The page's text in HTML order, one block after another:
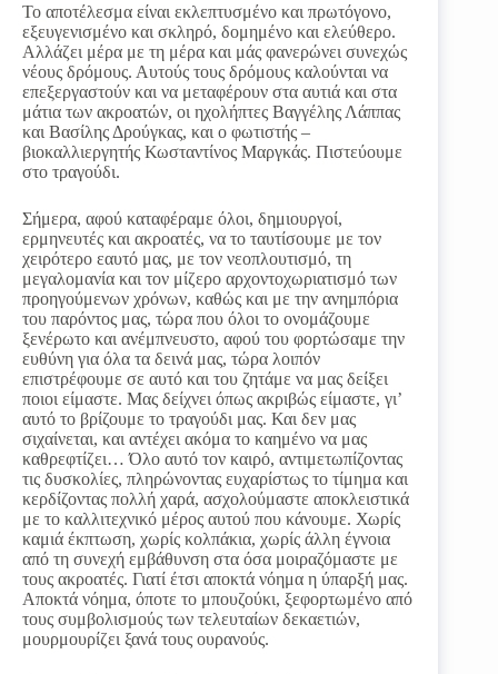
Το αποτέλεσμα είναι εκλεπτυσμένο και πρωτόγονο,
εξευγενισμένο και σκληρό, δομημένο και ελεύθερο.
Αλλάζει μέρα με τη μέρα και μάς φανερώνει συνεχώς
νέους δρόμους. Αυτούς τους δρόμους καλούνται να
επεξεργαστούν και να μεταφέρουν στα αυτιά και στα
μάτια των ακροατών, οι ηχολήπτες Βαγγέλης Λάππας
και Βασίλης Δρούγκας, και ο φωτιστής –
βιοκαλλιεργητής Κωσταντίνος Μαργκάς. Πιστεύουμε
στο τραγούδι.
Σήμερα, αφού καταφέραμε όλοι, δημιουργοί,
ερμηνευτές και ακροατές, να το ταυτίσουμε με τον
χειρότερο εαυτό μας, με τον νεοπλουτισμό, τη
μεγαλομανία και τον μίζερο αρχοντοχωριατισμό των
προηγούμενων χρόνων, καθώς και με την ανημπόρια
του παρόντος μας, τώρα που όλοι το ονομάζουμε
ξενέρωτο και ανέμπνευστο, αφού του φορτώσαμε την
ευθύνη για όλα τα δεινά μας, τώρα λοιπόν
επιστρέφουμε σε αυτό και του ζητάμε να μας δείξει
ποιοι είμαστε. Μας δείχνει όπως ακριβώς είμαστε, γι’
αυτό το βρίζουμε το τραγούδι μας. Και δεν μας
σιχαίνεται, και αντέχει ακόμα το καημένο να μας
καθρεφτίζει… Όλο αυτό τον καιρό, αντιμετωπίζοντας
τις δυσκολίες, πληρώνοντας ευχαρίστως το τίμημα και
κερδίζοντας πολλή χαρά, ασχολούμαστε αποκλειστικά
με το καλλιτεχνικό μέρος αυτού που κάνουμε. Χωρίς
καμιά έκπτωση, χωρίς κολπάκια, χωρίς άλλη έγνοια
από τη συνεχή εμβάθυνση στα όσα μοιραζόμαστε με
τους ακροατές. Γιατί έτσι αποκτά νόημα η ύπαρξή μας.
Αποκτά νόημα, όποτε το μπουζούκι, ξεφορτωμένο από
τους συμβολισμούς των τελευταίων δεκαετιών,
μουρμουρίζει ξανά τους ουρανούς.